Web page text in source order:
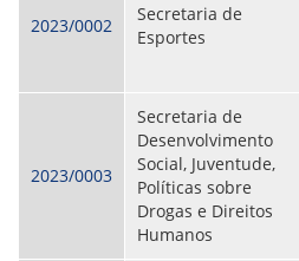
2023/0002
Secretaria de
Esportes
2023/0003
Secretaria de
Desenvolvimento
Social, Juventude,
Políticas sobre
Drogas e Direitos
Humanos